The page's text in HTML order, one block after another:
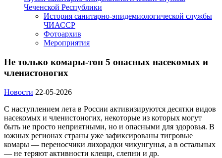
Чеченской Республики
История санитарно-эпидемиологической службы
ЧИАССР
Фотоархив
Мероприятия
Не только комары-топ 5 опасных насекомых и
членистоногих
Новости 22-05-2026
С наступлением лета в России активизируются десятки видов
насекомых и членистоногих, некоторые из которых могут
быть не просто неприятными, но и опасными для здоровья. В
южных регионах страны уже зафиксированы тигровые
комары — переносчики лихорадки чикунгунья, а в остальных
— не теряют активности клещи, слепни и др.